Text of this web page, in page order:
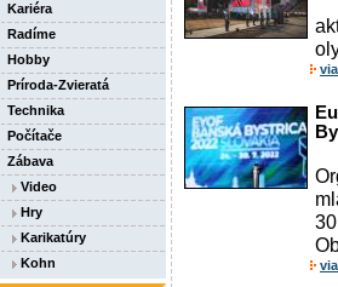
Kariéra
Radíme
Hobby
Príroda-Zvieratá
Technika
Počítače
Zábava
Video
Hry
Karikatúry
Kohn